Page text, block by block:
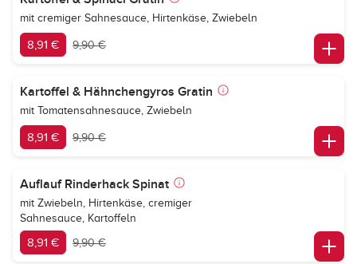
mit cremiger Sahnesauce, Hirtenkäse, Zwiebeln
8,91 € 9,90 €
Kartoffel & Hähnchengyros Gratin
mit Tomatensahnesauce, Zwiebeln
8,91 € 9,90 €
Auflauf Rinderhack Spinat
mit Zwiebeln, Hirtenkäse, cremiger
Sahnesauce, Kartoffeln
8,91 € 9,90 €